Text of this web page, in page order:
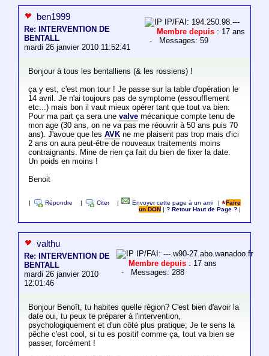
ben1999
Re: INTERVENTION DE
BENTALL
mardi 26 janvier 2010 11:52:41
IP/FAI: 194.250.98.---
Membre depuis : 17 ans
- Messages: 59
Bonjour à tous les bentalliens (& les rossiens) !
ça y est, c'est mon tour ! Je passe sur la table d'opération le
14 avril. Je n'ai toujours pas de symptome (essoufflement
etc...) mais bon il vaut mieux opérer tant que tout va bien.
Pour ma part ça sera une valvemécanique compte tenu de
mon age (30 ans, on ne va pas me réouvrir à 50 ans puis 70
ans). J'avoue que les AVKne me plaisent pas trop mais d'ici
2 ans on aura peut-être de nouveaux traitements moins
contraignants. Mine de rien ça fait du bien de fixer la date.
Un poids en moins !
Benoit
Répondre Citer Envoyer cette page à un ami |
Faire
un DON
|? Retour Haut de Page ?
valthu
Re: INTERVENTION DE
BENTALL
mardi 26 janvier 2010
12:01:46
IP/FAI: ---.w90-27.abo.wanadoo.fr
Membre depuis : 17 ans
- Messages: 288
Bonjour Benoît, tu habites quelle région? C'est bien d'avoir la
date oui, tu peux te préparer à l'intervention,
psychologiquement et d'un côté plus pratique; Je te sens la
pêche c'est cool, si tu es positif comme ça, tout va bien se
passer, forcément !